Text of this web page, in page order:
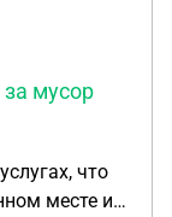
мусор
что
месте и